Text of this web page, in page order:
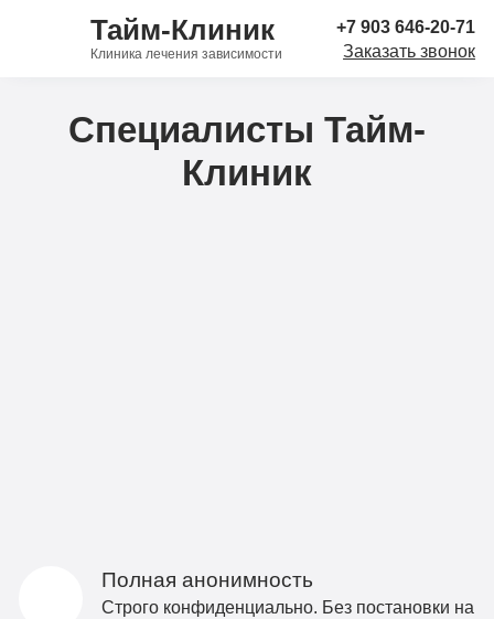
Тайм-Клиник
Клиника лечения зависимости
+7 903 646-20-71
Заказать звонок
Специалисты Тайм-
Клиник
Полная анонимность
Строго конфиденциально. Без постановки на